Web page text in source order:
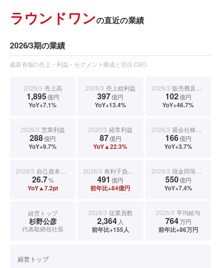
ラウンドワンの直近の業績
2026/3期の業績
最新有報の売上・利益・セグメント構成と現任 CEO
2026/3 売上高
1,895億円
YoY+7.1%
2026/3 売上総利益
397億円
YoY+13.4%
2026/3 販売費及び一般管理費
102億円
YoY+46.7%
2026/3 営業利益
288億円
YoY+9.7%
2020/3 経常利益
87億円
YoY▲22.3%
2026/3 親会社株主に帰属する当期純利益
166億円
YoY+3.7%
2026/3 自己資本比率
26.7%
YoY▲7.2pt
2026/3 有利子負債合計
491 億円
前年比+84億円
2026/3 現金同等物期末残高
550億円
YoY+7.4%
経営トップ
杉野公彦
代表取締役社長
2026/3 従業員数
2,364 人
前年比+155人
2026/3 平均給与
764万円
前年比+86万円
経営トップ